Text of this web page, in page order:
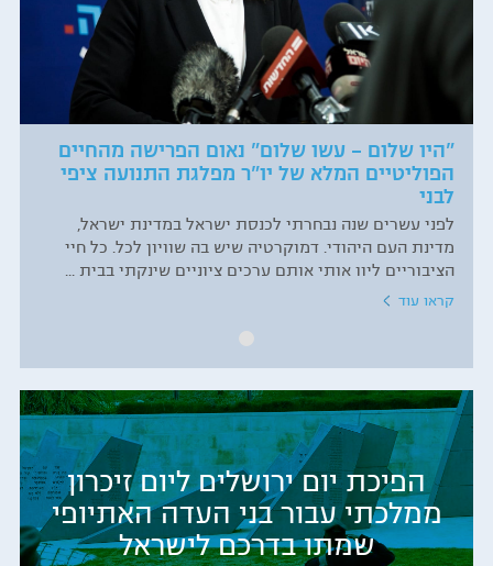
"היו שלום – עשו שלום" נאום הפרישה מהחיים
הפוליטיים המלא של יו"ר מפלגת התנועה ציפי
לבני
לפני עשרים שנה נבחרתי לכנסת ישראל במדינת ישראל,
מדינת העם היהודי. דמוקרטיה שיש בה שוויון לכל. כל חיי
הציבוריים ליוו אותי אותם ערכים ציוניים שינקתי בבית ...
קראו עוד
הפיכת יום ירושלים ליום זיכרון
ממלכתי עבור בני העדה האתיופי
שמתו בדרכם לישראל